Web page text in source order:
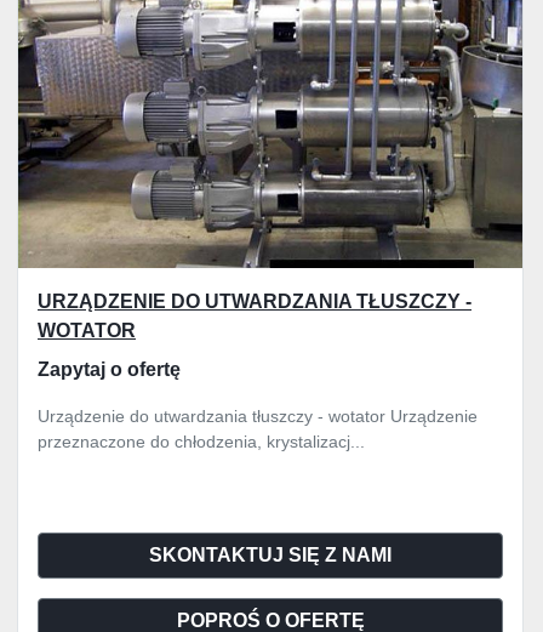
URZĄDZENIE DO UTWARDZANIA TŁUSZCZY -
WOTATOR
Zapytaj o ofertę
Urządzenie do utwardzania tłuszczy - wotator Urządzenie
przeznaczone do chłodzenia, krystalizacj...
SKONTAKTUJ SIĘ Z NAMI
POPROŚ O OFERTĘ